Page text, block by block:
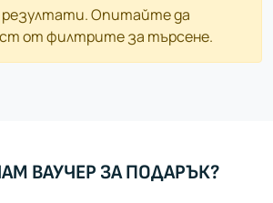
резултати. Опитайте да
от филтрите за търсене.
ВАУЧЕР ЗА ПОДАРЪК?